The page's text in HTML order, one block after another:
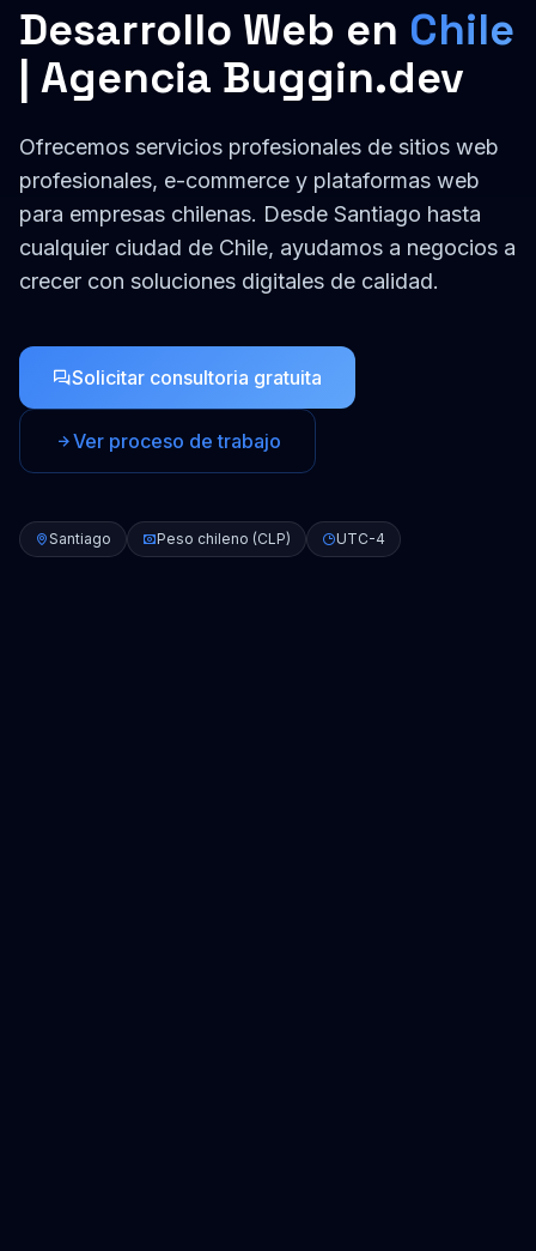
Desarrollo Web en Chile
| Agencia Buggin.dev
Ofrecemos servicios profesionales de sitios web
profesionales, e-commerce y plataformas web
para empresas chilenas. Desde Santiago hasta
cualquier ciudad de Chile, ayudamos a negocios a
crecer con soluciones digitales de calidad.
Solicitar consultoria gratuita
Ver proceso de trabajo
Santiago Peso chileno (CLP) UTC-4